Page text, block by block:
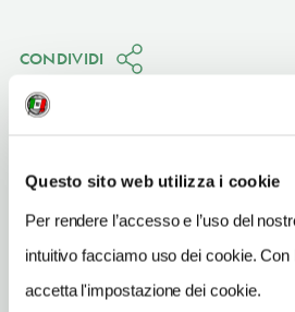
Questo sito web utilizza i cookie
Per rendere l’accesso e l’uso del
intuitivo facciamo uso dei cookie.
accetta l'impostazione dei cookie.
CONDIVIDI
Londra
Vedi su Google Maps